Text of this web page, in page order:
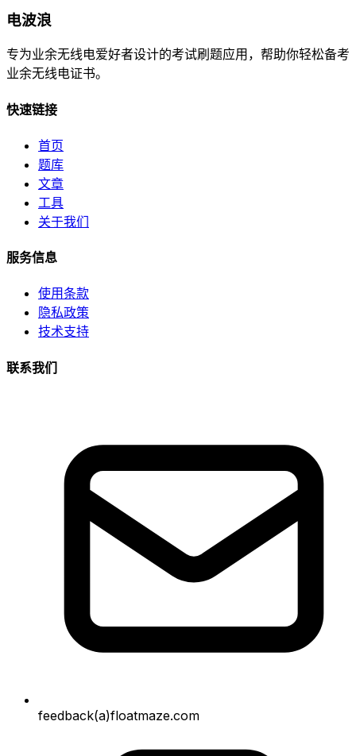
电波浪
专为业余无线电爱好者设计的考试刷题应用，帮助你轻松备考
业余无线电证书。
快速链接
首页
题库
文章
工具
关于我们
服务信息
使用条款
隐私政策
技术支持
联系我们
feedback(a)floatmaze.com